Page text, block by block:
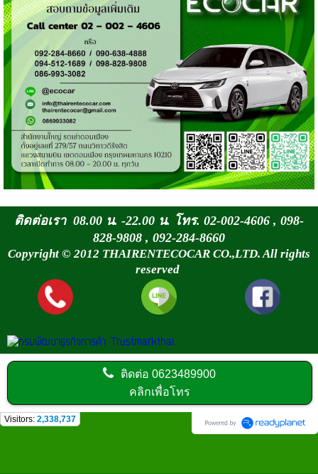
ติดต่อเรา 08.00 น. -22.00 น. โทร. 02-002-4606 , 098-
828-9808 , 092-284-8660
Copyright © 2012 THAIRENTECOCAR CO.,LTD. All rights
reserved
ติดต่อ0623489900
คลิกเพื่อโทร
Visitors: 2,338,737